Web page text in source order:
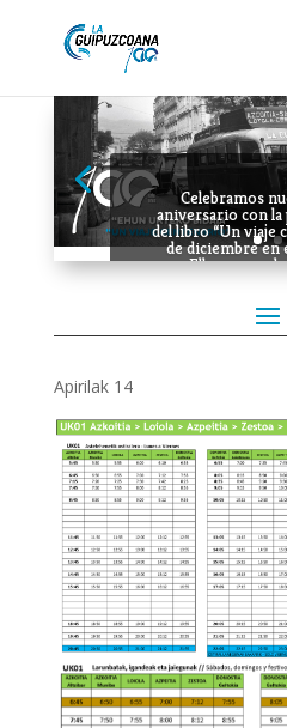
Celebramos
aniversario con
del libro “Un viaje
de diciembre en
Elkargunea
Apirilak 14